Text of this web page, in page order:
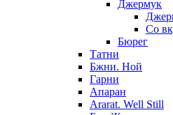
Джермук
Со
Бюрег
Татни
Бжни. Ной
Гарни
Апаран
Ararat. Well Still